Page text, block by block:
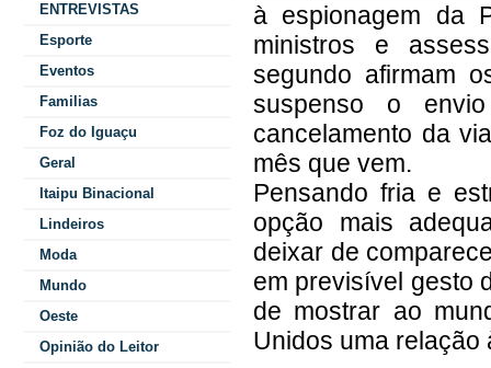
ENTREVISTAS
Esporte
Eventos
Familias
Foz do Iguaçu
Geral
Itaipu Binacional
Lindeiros
Moda
Mundo
Oeste
Opinião do Leitor
à espionagem da
ministros e
segundo afirmam
suspenso o
cancelamento da
mês que vem.
Pensando fria e
opção mais
deixar de
em previsível gesto
de mostrar ao
Unidos uma relação